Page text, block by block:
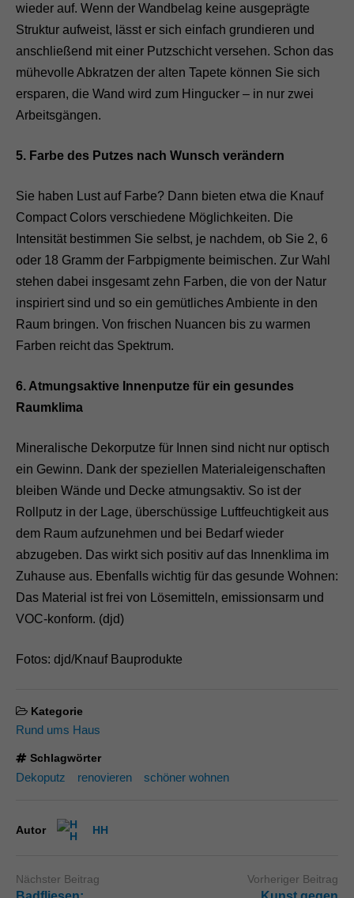
wieder auf. Wenn der Wandbelag keine ausgeprägte
Struktur aufweist, lässt er sich einfach grundieren und
anschließend mit einer Putzschicht versehen. Schon das
mühevolle Abkratzen der alten Tapete können Sie sich
ersparen, die Wand wird zum Hingucker – in nur zwei
Arbeitsgängen.
5. Farbe des Putzes nach Wunsch verändern
Sie haben Lust auf Farbe? Dann bieten etwa die Knauf
Compact Colors verschiedene Möglichkeiten. Die
Intensität bestimmen Sie selbst, je nachdem, ob Sie 2, 6
oder 18 Gramm der Farbpigmente beimischen. Zur Wahl
stehen dabei insgesamt zehn Farben, die von der Natur
inspiriert sind und so ein gemütliches Ambiente in den
Raum bringen. Von frischen Nuancen bis zu warmen
Farben reicht das Spektrum.
6. Atmungsaktive Innenputze für ein gesundes
Raumklima
Mineralische Dekorputze für Innen sind nicht nur optisch
ein Gewinn. Dank der speziellen Materialeigenschaften
bleiben Wände und Decke atmungsaktiv. So ist der
Rollputz in der Lage, überschüssige Luftfeuchtigkeit aus
dem Raum aufzunehmen und bei Bedarf wieder
abzugeben. Das wirkt sich positiv auf das Innenklima im
Zuhause aus. Ebenfalls wichtig für das gesunde Wohnen:
Das Material ist frei von Lösemitteln, emissionsarm und
VOC-konform. (djd)
Fotos: djd/Knauf Bauprodukte
Kategorie
Rund ums Haus
Schlagwörter
Dekoputz renovieren schöner wohnen
Autor HH
Nächster Beitrag Vorheriger Beitrag